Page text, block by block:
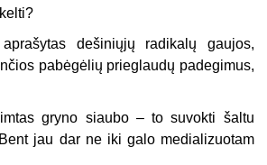
dešiniųjų radikalų gaujos,
pabėgėlių prieglaudų padegimus,
gryno siaubo – to suvokti šaltu
jau dar ne iki galo medializuotam